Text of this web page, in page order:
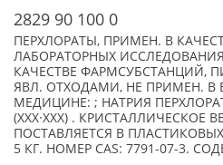
2829 90 100 0
ПЕРХЛОРАТЫ, ПРИМЕН. В
ЛАБОРАТОРНЫХ
КАЧЕСТВЕ ФАРМСУБСТАНЦИЙ,
ЯВЛ. ОТХОДАМИ, НЕ ПРИМЕН. В
МЕДИЦИНЕ: ; НАТРИЯ
(XXX·XXX) . КРИСТАЛЛИЧЕСКОЕ
ПОСТАВЛЯЕТСЯ В
5 КГ. НОМЕР CAS: 7791-07-3.